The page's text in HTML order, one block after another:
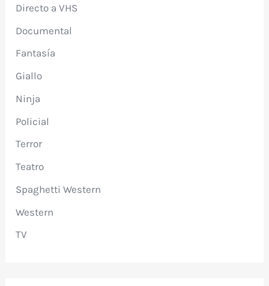
Directo a VHS
Documental
Fantasía
Giallo
Ninja
Policial
Terror
Teatro
Spaghetti Western
Western
TV